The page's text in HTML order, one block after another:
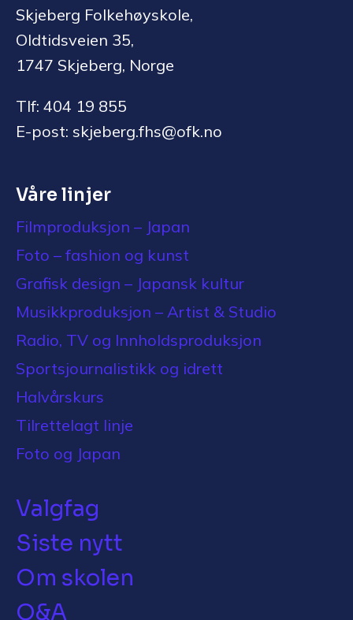
Skjeberg Folkehøyskole,
Oldtidsveien 35,
1747 Skjeberg, Norge
Tlf: 404 19 855
E-post: skjeberg.fhs@ofk.no
Våre linjer
Filmproduksjon – Japan
Foto – fashion og kunst
Grafisk design – Japansk kultur
Musikkproduksjon – Artist & Studio
Radio, TV og Innholdsproduksjon
Sportsjournalistikk og idrett
Halvårskurs
Tilrettelagt linje
Foto og Japan
Valgfag
Siste nytt
Om skolen
Q&A